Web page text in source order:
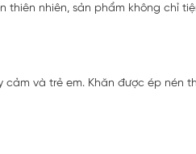
thiên nhiên, sản phẩm không chỉ
và trẻ em. Khăn được ép nén